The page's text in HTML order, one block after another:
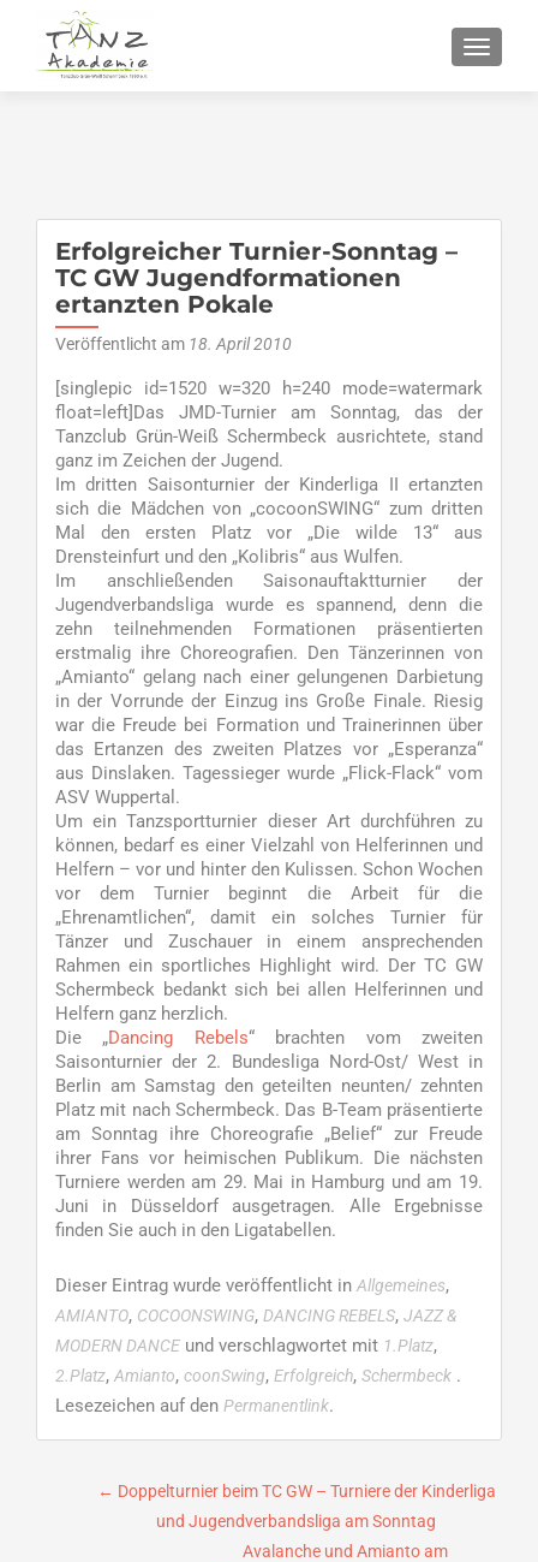
Erfolgreicher Turnier-Sonntag –
TC GW Jugendformationen
ertanzten Pokale
Veröffentlicht am 18. April 2010
[singlepic id=1520 w=320 h=240 mode=watermark
float=left]Das JMD-Turnier am Sonntag, das der
Tanzclub Grün-Weiß Schermbeck ausrichtete, stand
ganz im Zeichen der Jugend.
Im dritten Saisonturnier der Kinderliga II ertanzten
sich die Mädchen von „cocoonSWING“ zum dritten
Mal den ersten Platz vor „Die wilde 13“ aus
Drensteinfurt und den „Kolibris“ aus Wulfen.
Im anschließenden Saisonauftaktturnier der
Jugendverbandsliga wurde es spannend, denn die
zehn teilnehmenden Formationen präsentierten
erstmalig ihre Choreografien. Den Tänzerinnen von
„Amianto“ gelang nach einer gelungenen Darbietung
in der Vorrunde der Einzug ins Große Finale. Riesig
war die Freude bei Formation und Trainerinnen über
das Ertanzen des zweiten Platzes vor „Esperanza“
aus Dinslaken. Tagessieger wurde „Flick-Flack“ vom
ASV Wuppertal.
Um ein Tanzsportturnier dieser Art durchführen zu
können, bedarf es einer Vielzahl von Helferinnen und
Helfern – vor und hinter den Kulissen. Schon Wochen
vor dem Turnier beginnt die Arbeit für die
„Ehrenamtlichen“, damit ein solches Turnier für
Tänzer und Zuschauer in einem ansprechenden
Rahmen ein sportliches Highlight wird. Der TC GW
Schermbeck bedankt sich bei allen Helferinnen und
Helfern ganz herzlich.
Die „Dancing Rebels“ brachten vom zweiten
Saisonturnier der 2. Bundesliga Nord-Ost/ West in
Berlin am Samstag den geteilten neunten/ zehnten
Platz mit nach Schermbeck. Das B-Team präsentierte
am Sonntag ihre Choreografie „Belief“ zur Freude
ihrer Fans vor heimischen Publikum. Die nächsten
Turniere werden am 29. Mai in Hamburg und am 19.
Juni in Düsseldorf ausgetragen. Alle Ergebnisse
finden Sie auch in den Ligatabellen.
Dieser Eintrag wurde veröffentlicht in Allgemeines,
AMIANTO, COCOONSWING, DANCING REBELS, JAZZ &
MODERN DANCE und verschlagwortet mit 1.Platz,
2.Platz, Amianto, coonSwing, Erfolgreich, Schermbeck .
Lesezeichen auf den Permanentlink.
Beitragsnavigation
← Doppelturnier beim TC GW – Turniere der Kinderliga
und Jugendverbandsliga am Sonntag
Avalanche und Amianto am